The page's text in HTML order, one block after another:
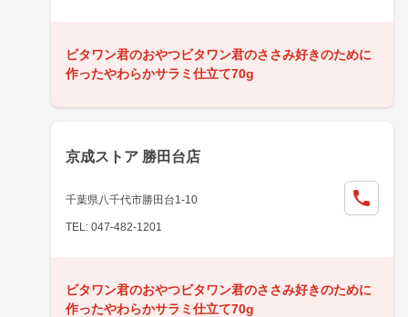
ビタワン君のおやつビタワン君のささみ好きのために
作ったやわらかサラミ仕立て70g
京成ストア 勝田台店
千葉県八千代市勝田台1-10
TEL: 047-482-1201
ビタワン君のおやつビタワン君のささみ好きのために
作ったやわらかサラミ仕立て70g